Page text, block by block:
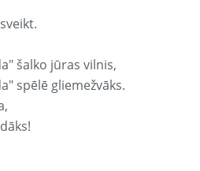
šalko jūras vilnis,
spēlē gliemežvāks.